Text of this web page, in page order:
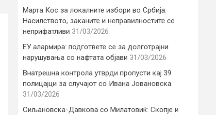
Марта Кос за локалните избори во Србија:
Насилството, заканите и неправилностите се
неприфатливи 31/03/2026
ЕУ алармира: подгответе се за долготрајни
нарушувања со нафтата објави 31/03/2026
Внатрешна контрола утврди пропусти кај 39
полицајци за случајот со Ивана Јовановска
31/03/2026
Сиљановска-Давкова со Милатовиќ: Скопје и